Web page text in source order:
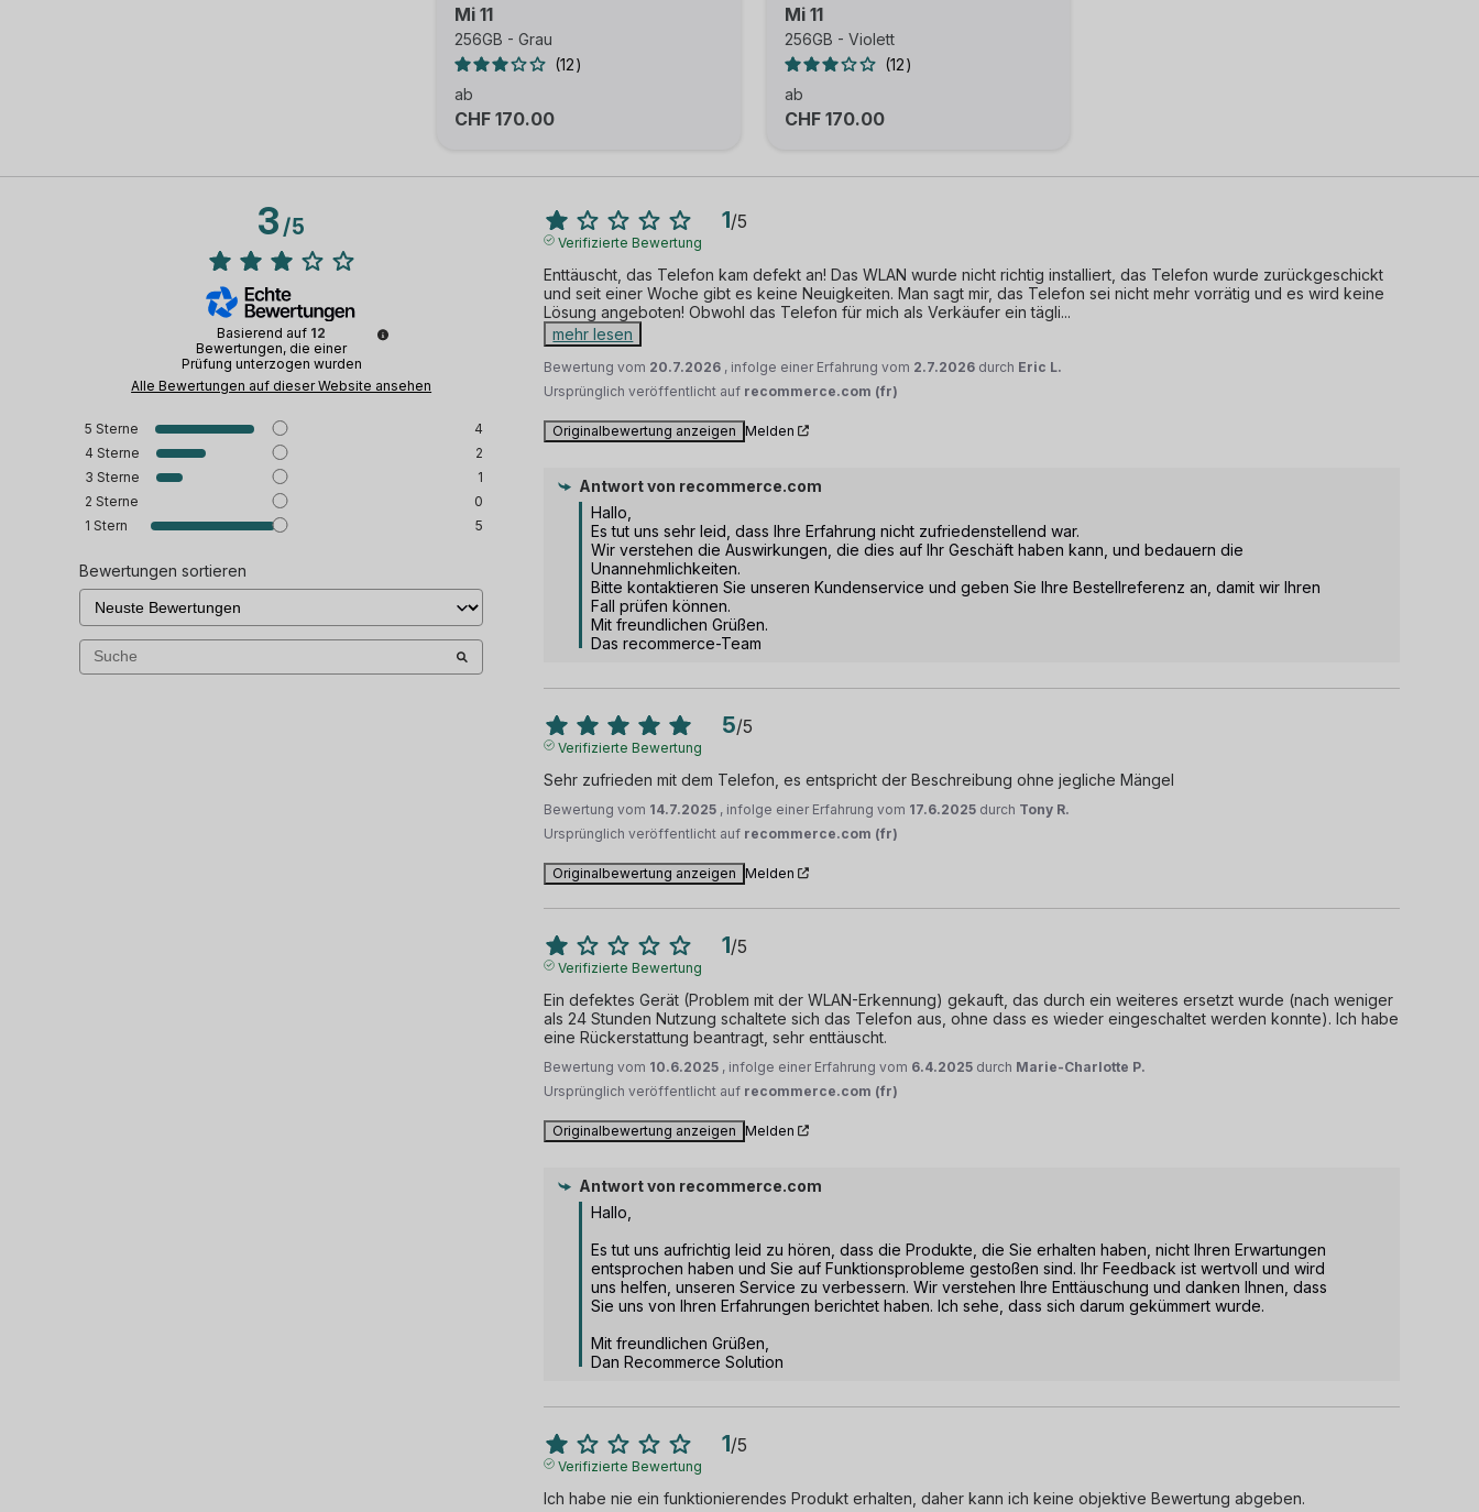
Mi 11
256GB - Grau
12
ab
CHF 170.00
Mi 11
256GB - Violett
12
ab
CHF 170.00
3/5
Basierend auf 12
Bewertungen, die einer
Prüfung unterzogen wurden
Alle Bewertungen auf dieser Website ansehen
5 Sterne
4
4 Sterne
2
3 Sterne
1
2 Sterne
0
1 Stern 5
Bewertungen sortieren
1/5
Verifizierte Bewertung
Enttäuscht, das Telefon kam defekt an! Das WLAN wurde nicht richtig installiert, das Telefon wurde zurückgeschickt
und seit einer Woche gibt es keine Neuigkeiten. Man sagt mir, das Telefon sei nicht mehr vorrätig und es wird keine
Lösung angeboten! Obwohl das Telefon für mich als Verkäufer ein tägli...
mehr lesen
Bewertung vom 20.7.2026 , infolge einer Erfahrung vom 2.7.2026 durch Eric L.
Ursprünglich veröffentlicht auf recommerce.com (fr)
Originalbewertung anzeigen Melden
Antwort von recommerce.com
Hallo,
Es tut uns sehr leid, dass Ihre Erfahrung nicht zufriedenstellend war.
Wir verstehen die Auswirkungen, die dies auf Ihr Geschäft haben kann, und bedauern die
Unannehmlichkeiten.
Bitte kontaktieren Sie unseren Kundenservice und geben Sie Ihre Bestellreferenz an, damit wir Ihren
Fall prüfen können.
Mit freundlichen Grüßen.
Das recommerce-Team
5/5
Verifizierte Bewertung
Sehr zufrieden mit dem Telefon, es entspricht der Beschreibung ohne jegliche Mängel
Bewertung vom 14.7.2025 , infolge einer Erfahrung vom 17.6.2025 durch Tony R.
Ursprünglich veröffentlicht auf recommerce.com (fr)
Originalbewertung anzeigen Melden
1/5
Verifizierte Bewertung
Ein defektes Gerät (Problem mit der WLAN-Erkennung) gekauft, das durch ein weiteres ersetzt wurde (nach weniger
als 24 Stunden Nutzung schaltete sich das Telefon aus, ohne dass es wieder eingeschaltet werden konnte). Ich habe
eine Rückerstattung beantragt, sehr enttäuscht.
Bewertung vom 10.6.2025 , infolge einer Erfahrung vom 6.4.2025 durch Marie-Charlotte P.
Ursprünglich veröffentlicht auf recommerce.com (fr)
Originalbewertung anzeigen Melden
Antwort von recommerce.com
Hallo,
Es tut uns aufrichtig leid zu hören, dass die Produkte, die Sie erhalten haben, nicht Ihren Erwartungen
entsprochen haben und Sie auf Funktionsprobleme gestoßen sind. Ihr Feedback ist wertvoll und wird
uns helfen, unseren Service zu verbessern. Wir verstehen Ihre Enttäuschung und danken Ihnen, dass
Sie uns von Ihren Erfahrungen berichtet haben. Ich sehe, dass sich darum gekümmert wurde.
Mit freundlichen Grüßen,
Dan Recommerce Solution
1/5
Verifizierte Bewertung
Ich habe nie ein funktionierendes Produkt erhalten, daher kann ich keine objektive Bewertung abgeben.